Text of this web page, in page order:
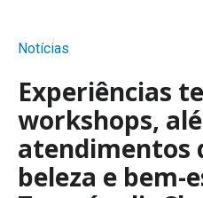
Notícias
Experiências
workshops,
atendimentos
beleza e bem-